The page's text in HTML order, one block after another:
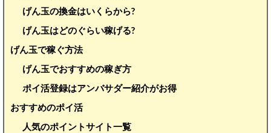
げん玉の換金はいくらから?
げん玉はどのぐらい稼げる?
げん玉で稼ぐ方法
げん玉でおすすめの稼ぎ方
ポイ活登録はアンバサダー紹介がお得
おすすめのポイ活
人気のポイントサイト一覧